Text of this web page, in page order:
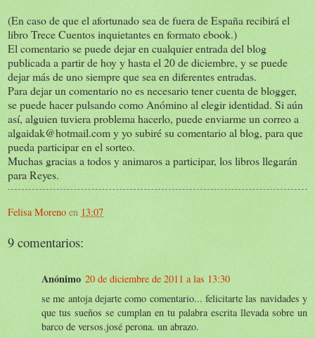
(En caso de que el afortunado sea de fuera de España recibirá el
libro Trece Cuentos inquietantes en formato ebook.)
El comentario se puede dejar en cualquier entrada del blog
publicada a partir de hoy y hasta el 20 de diciembre, y se puede
dejar más de uno siempre que sea en diferentes entradas.
Para dejar un comentario no es necesario tener cuenta de blogger,
se puede hacer pulsando como Anómino al elegir identidad. Si aún
así, alguien tuviera problema hacerlo, puede enviarme un correo a
algaidak@hotmail.com y yo subiré su comentario al blog, para que
pueda participar en el sorteo.
Muchas gracias a todos y animaros a participar, los libros llegarán
para Reyes.
Felisa Moreno en 13:07
9 comentarios:
Anónimo 20 de diciembre de 2011 a las 13:30
se me antoja dejarte como comentario... felicitarte las navidades y
que tus sueños se cumplan en tu palabra escrita llevada sobre un
barco de versos.josé perona. un abrazo.